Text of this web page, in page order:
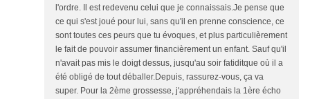
l'ordre. Il est redevenu celui que je connaissais.Je pense que
ce qui s'est joué pour lui, sans qu'il en prenne conscience, ce
sont toutes ces peurs que tu évoques, et plus particulièrement
le fait de pouvoir assumer financièrement un enfant. Sauf qu'il
n'avait pas mis le doigt dessus, jusqu'au soir fatiditque où il a
été obligé de tout déballer.Depuis, rassurez-vous, ça va
super. Pour la 2ème grossesse, j'appréhendais la 1ère écho